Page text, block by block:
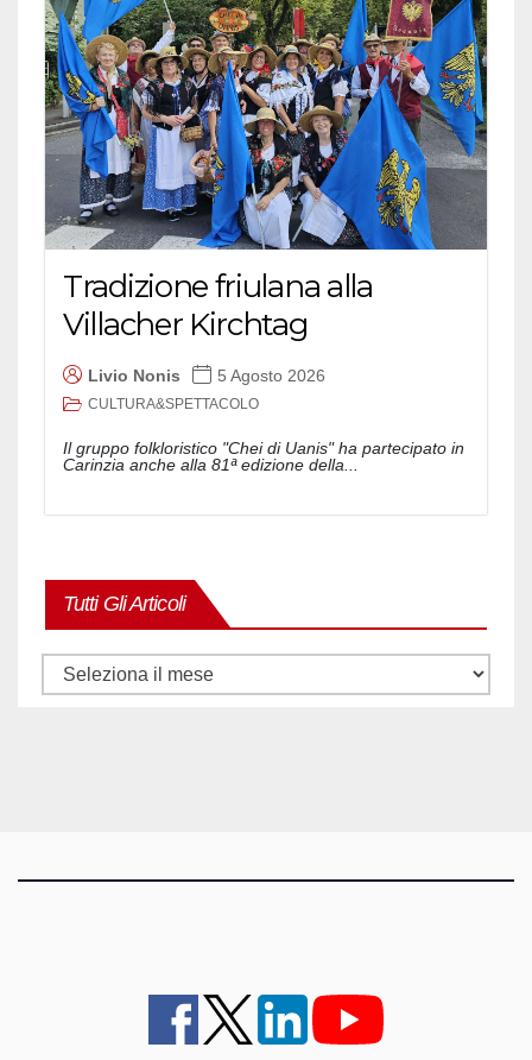
Tradizione friulana alla
Villacher Kirchtag
Livio Nonis 5 Agosto 2026
CULTURA&SPETTACOLO
Il gruppo folkloristico "Chei di Uanis" ha partecipato in
Carinzia anche alla 81ª edizione della...
Tutti Gli Articoli
Tutti